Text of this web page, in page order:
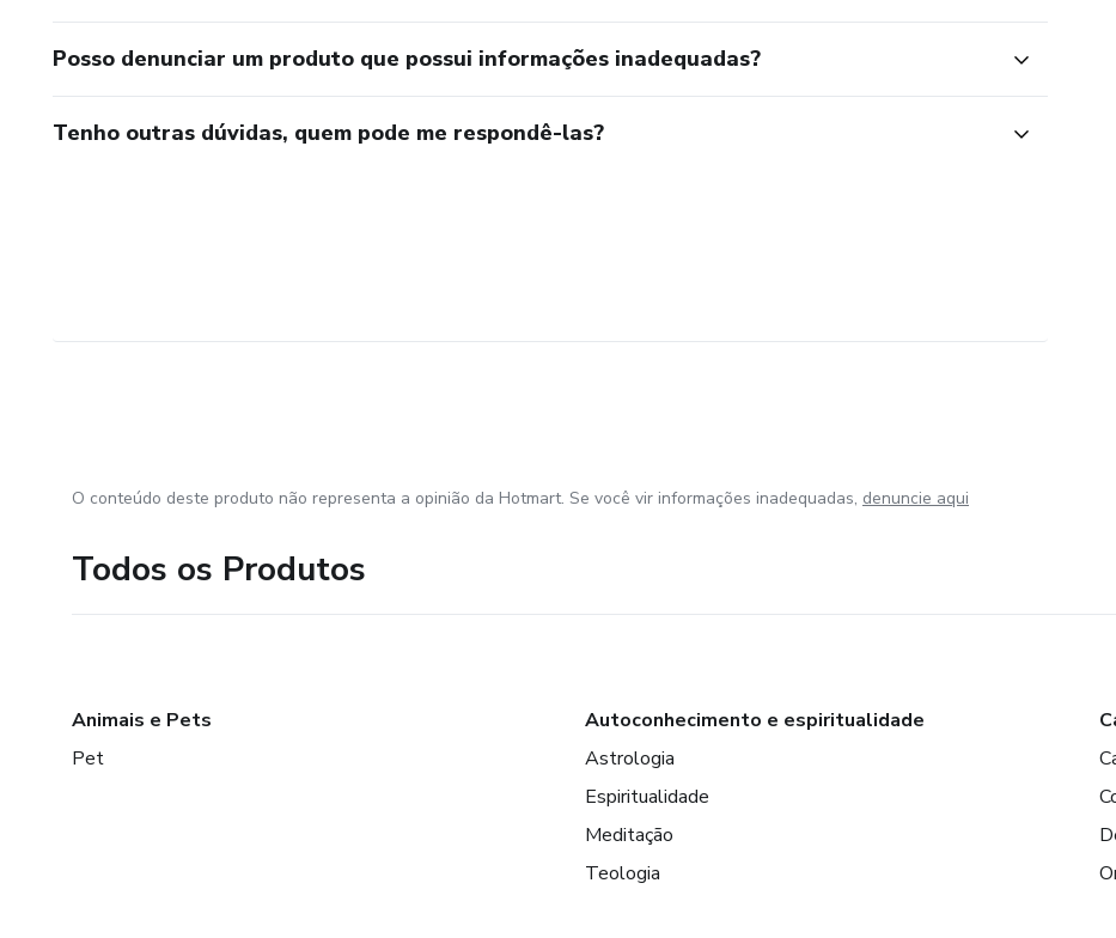
Posso denunciar um produto que possui informações inadequadas?
Tenho outras dúvidas, quem pode me respondê-las?
O conteúdo deste produto não representa a opinião da Hotmart. Se você vir informações inadequadas, denuncie aqui
Todos os Produtos
Animais e Pets
Pet
Autoconhecimento e espiritualidade
Astrologia
Espiritualidade
Meditação
Teologia